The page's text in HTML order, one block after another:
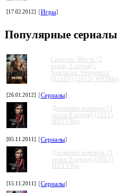
[17.02.2012] [Игры]
Популярные сериалы
Спартак: Месть [2
сезон, 1 серия] /
Spartacus: Vengeance
[02x01] (2012) WEBRip
[26.01.2012] [Сериалы]
Дневники вампира [3
сезон 8 серия] (2011)
HDTVRip
[05.11.2011] [Сериалы]
Дневники вампира [3
сезон 9 серия] (2011)
HDTVRip
[15.11.2011] [Сериалы]